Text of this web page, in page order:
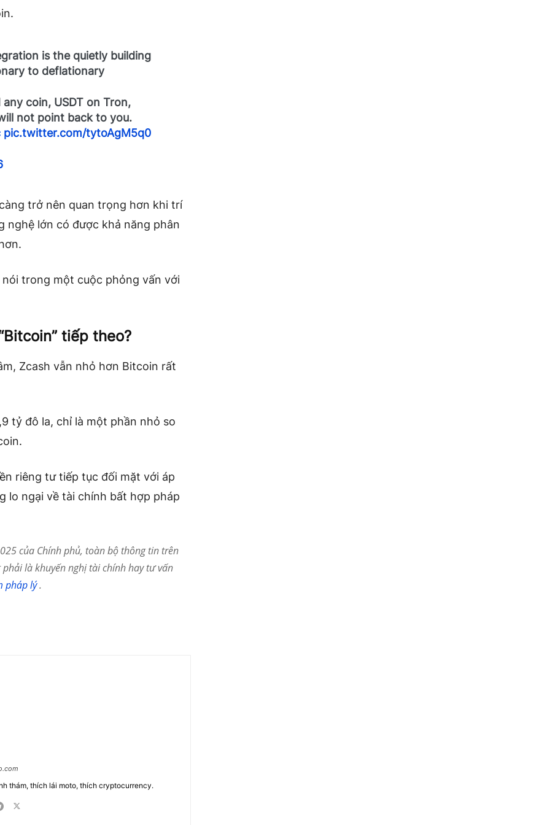
is the quietly building
to deflationary
coin, USDT on Tron,
not point back to you.
pic.twitter.com/tytoAgM5q0
trở nên quan trọng hơn khi trí
nghệ lớn có được khả năng phân
nói trong một cuộc phỏng vấn với
tiếp theo?
Zcash vẫn nhỏ hơn Bitcoin rất
tỷ đô la, chỉ là một phần nhỏ so
riêng tư tiếp tục đối mặt với áp
lo ngại về tài chính bất hợp pháp
của Chính phủ, toàn bộ thông tin trên
là khuyến nghị tài chính hay tư vấn
pháp lý.
thám, thích lái moto, thích cryptocurrency.